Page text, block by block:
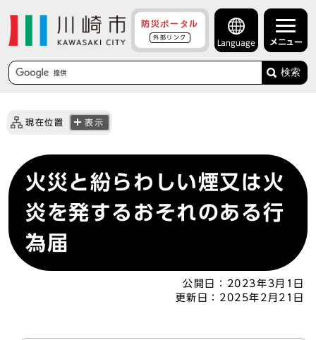
防災ポータル
外部リンク
Language メニュー
検索
現在位置 表示
火災と紛らわしい煙又は火
炎を発するおそれのある行
為届
公開日：
2023年3月1日
更新日： 2025年2月21日